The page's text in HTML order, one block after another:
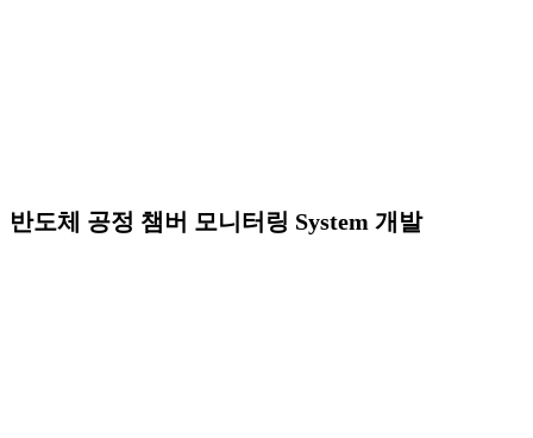
반도체 공정 챔버 모니터링 System 개발